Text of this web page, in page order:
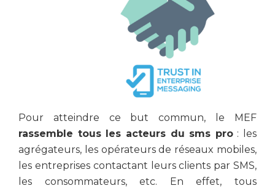
Pour atteindre ce but commun, le MEF
rassemble tous les acteurs du sms pro: les
agrégateurs, les opérateurs de réseaux mobiles,
les entreprises contactant leurs clients par SMS,
les consommateurs, etc. En effet, tous